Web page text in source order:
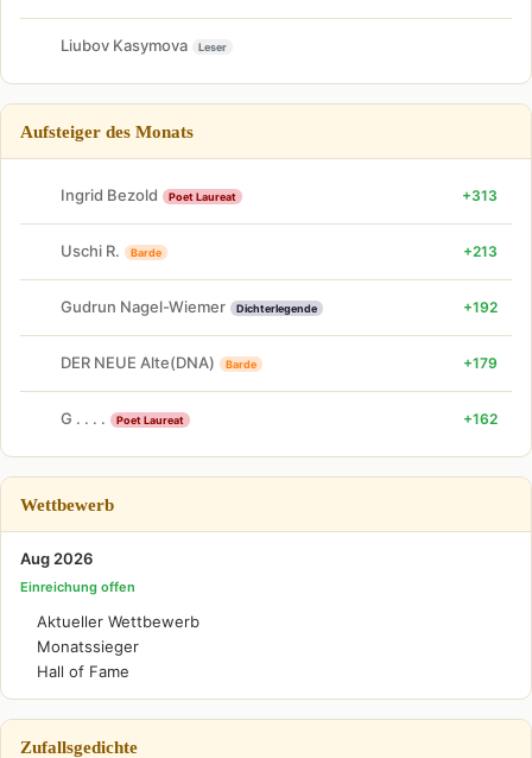
Liubov Kasymova Leser
Aufsteiger des Monats
Ingrid Bezold Poet Laureat +313
Uschi R. Barde +213
Gudrun Nagel-Wiemer Dichterlegende +192
DER NEUE Alte(DNA) Barde +179
G . . . . Poet Laureat +162
Wettbewerb
Aug 2026
Einreichung offen
Aktueller Wettbewerb
Monatssieger
Hall of Fame
Zufallsgedichte